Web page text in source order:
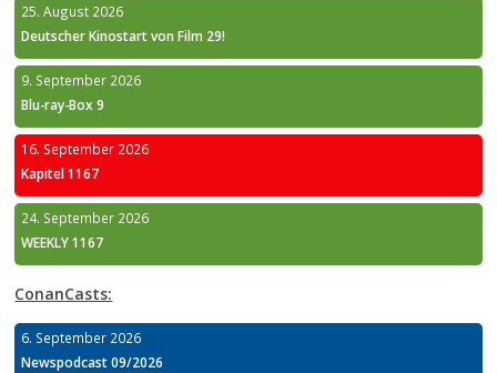
25. August 2026
Deutscher Kinostart von Film 29!
9. September 2026
Blu-ray-Box 9
16. September 2026
Kapitel 1167
24. September 2026
WEEKLY 1167
ConanCasts:
6. September 2026
Newspodcast 09/2026